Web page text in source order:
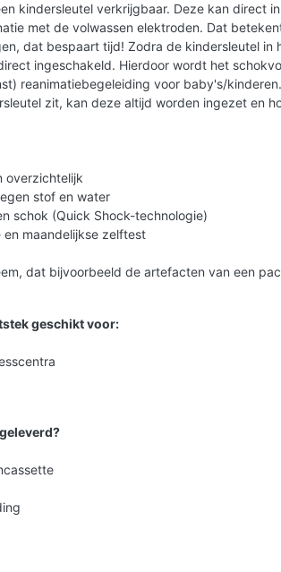
kindersleutel verkrijgbaar. Deze kan direct
met de volwassen elektroden. Dat
dat bespaart tijd! Zodra de kindersleutel in
ingeschakeld. Hierdoor wordt het
reanimatiebegeleiding voor baby's/
zit, kan deze altijd worden ingezet en
overzichtelijk
stof en water
schok (Quick Shock-technologie)
en maandelijkse zelftest
dat bijvoorbeeld de artefacten van een
geschikt voor: